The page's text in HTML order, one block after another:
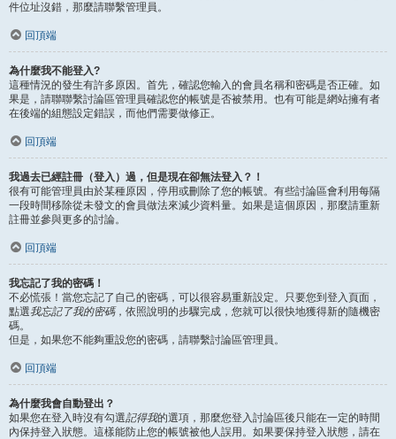
件位址沒錯，那麼請聯繫管理員。
回頂端
為什麼我不能登入?
這種情況的發生有許多原因。首先，確認您輸入的會員名稱和密碼是否正確。如
果是，請聯聯繫討論區管理員確認您的帳號是否被禁用。也有可能是網站擁有者
在後端的組態設定錯誤，而他們需要做修正。
回頂端
我過去已經註冊（登入）過，但是現在卻無法登入？！
很有可能管理員由於某種原因，停用或刪除了您的帳號。有些討論區會利用每隔
一段時間移除從未發文的會員做法來減少資料量。如果是這個原因，那麼請重新
註冊並參與更多的討論。
回頂端
我忘記了我的密碼！
不必慌張！當您忘記了自己的密碼，可以很容易重新設定。只要您到登入頁面，
點選我忘記了我的密碼，依照說明的步驟完成，您就可以很快地獲得新的隨機密
碼。
但是，如果您不能夠重設您的密碼，請聯繫討論區管理員。
回頂端
為什麼我會自動登出？
如果您在登入時沒有勾選記得我的選項，那麼您登入討論區後只能在一定的時間
內保持登入狀態。這樣能防止您的帳號被他人誤用。如果要保持登入狀態，請在